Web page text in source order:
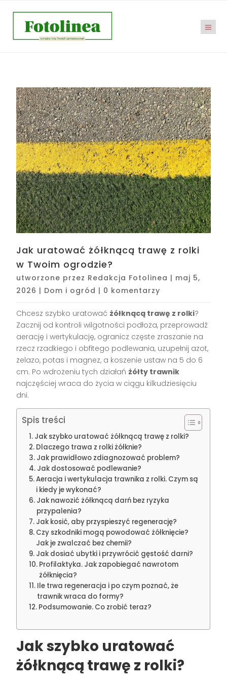
Jak uratować żółknącą trawę z rolki
w Twoim ogrodzie?
utworzone przez Redakcja Fotolinea | maj 5,
2026 | Dom i ogród | 0 komentarzy
Chcesz szybko uratować żółknącą trawę z rolki?
Zacznij od kontroli wilgotności podłoża, przeprowadź
aerację i wertykulację, ogranicz częste zraszanie na
rzecz rzadkiego i obfitego podlewania, uzupełnij azot,
żelazo, potas i magnez, a koszenie ustaw na 5 do 6
cm. Po wdrożeniu tych działań żółty trawnik
najczęściej wraca do życia w ciągu kilkudziesięciu
dni.
Spis treści
Jak szybko uratować żółknącą trawę z rolki?
Dlaczego trawa z rolki żółknie?
Jak prawidłowo zdiagnozować problem?
Jak dostosować podlewanie?
Aeracja i wertykulacja trawnika z rolki. Czym są
i kiedy je wykonać?
Jak nawozić żółknącą darń bez ryzyka
przypalenia?
Jak kosić, aby przyspieszyć regenerację?
Czy szkodniki mogą powodować żółknięcie?
Jak je zwalczać bez chemii?
Jak dosiać ubytki i przywrócić gęstość darni?
Profilaktyka. Jak zapobiegać nawrotom
żółknięcia?
Ile trwa regeneracja i po czym poznać, że
trawnik wraca do formy?
Podsumowanie. Co zrobić teraz?
Jak szybko uratować
żółknącą trawę z rolki?